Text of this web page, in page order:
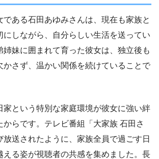
である石田あゆみさんは、現在も家族と
にしながら、自分らしい生活を送ってい
姉妹に囲まれて育った彼女は、独立後も
かさず、温かい関係を続けていることで
家という特別な家庭環境が彼女に強い絆
からです。テレビ番組「大家族 石田さ
放送されたように、家族全員で過ごす日
える姿が視聴者の共感を集めました。長